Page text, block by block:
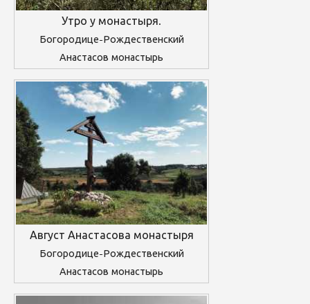
Утро у монастыря.
Богородице-Рождественский
Анастасов монастырь
Август Анастасова монастыря
Богородице-Рождественский
Анастасов монастырь